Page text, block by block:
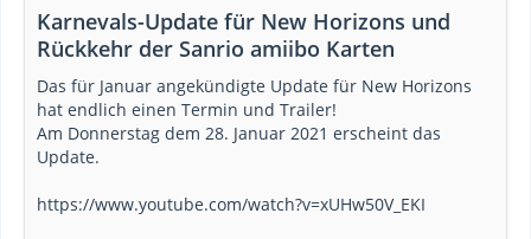
Karnevals-Update für New Horizons und
Rückkehr der Sanrio amiibo Karten
Das für Januar angekündigte Update für New Horizons
hat endlich einen Termin und Trailer!
Am Donnerstag dem 28. Januar 2021 erscheint das
Update.
https://www.youtube.com/watch?v=xUHw50V_EKI